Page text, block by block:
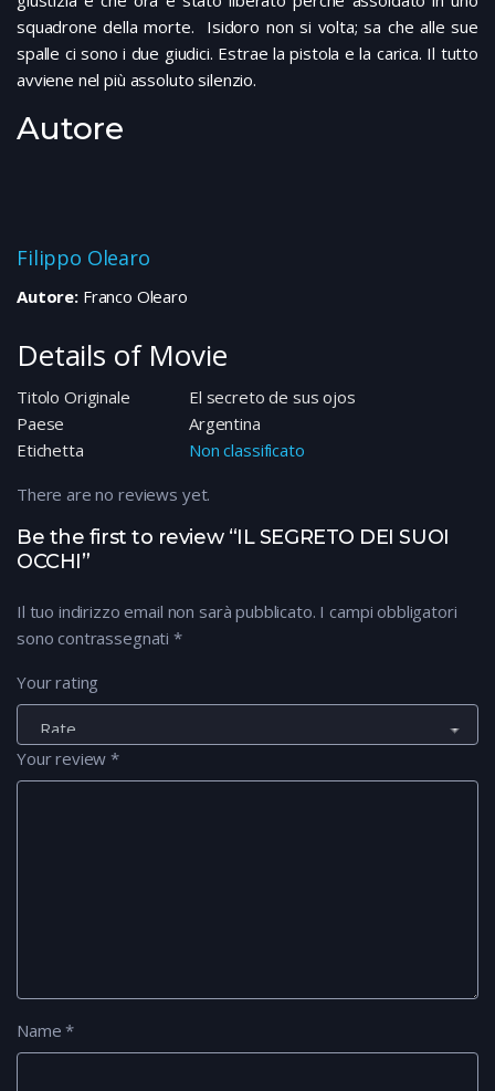
squadrone della morte. Isidoro non si volta; sa che alle sue
spalle ci sono i due giudici. Estrae la pistola e la carica. Il tutto
avviene nel più assoluto silenzio.
Autore
Filippo Olearo
Autore:Franco Olearo
Details of Movie
Titolo Originale
El secreto de sus ojos
Paese
Argentina
Etichetta
Non classificato
Be the first to review “IL SEGRETO DEI SUOI
OCCHI”
Il tuo indirizzo email non sarà pubblicato. I campi obbligatori
sono contrassegnati *
Your rating
Your review*
Name*
There are no reviews yet.